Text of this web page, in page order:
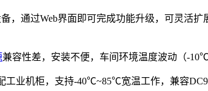
，通过Web界面即可完成功能升级，可灵活
兼容性差，安装不便，车间环境温度波动（-
工业机柜，支持-40℃~85℃宽温工作，兼容